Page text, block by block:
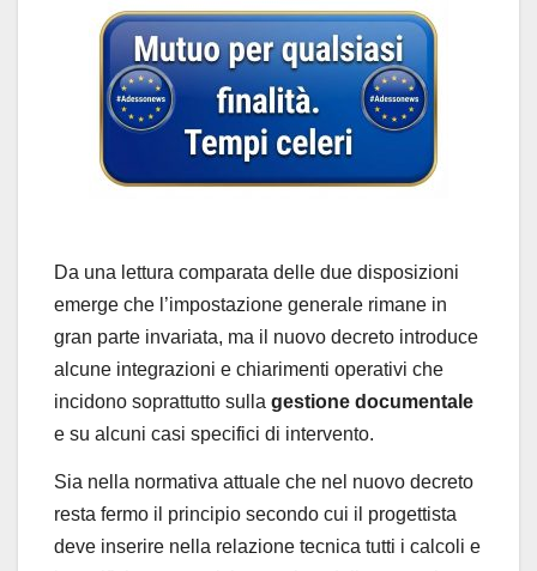
Da una lettura comparata delle due disposizioni
emerge che l’impostazione generale rimane in
gran parte invariata, ma il nuovo decreto introduce
alcune integrazioni e chiarimenti operativi che
incidono soprattutto sulla gestione documentale
e su alcuni casi specifici di intervento.
Sia nella normativa attuale che nel nuovo decreto
resta fermo il principio secondo cui il progettista
deve inserire nella relazione tecnica tutti i calcoli e